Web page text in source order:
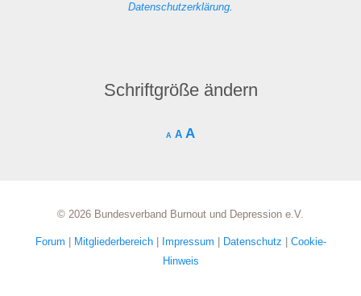
Datenschutzerklärung.
Schriftgröße ändern
A A A
© 2026 Bundesverband Burnout und Depression e.V.
Forum Mitgliederbereich Impressum Datenschutz
Cookie-
Hinweis